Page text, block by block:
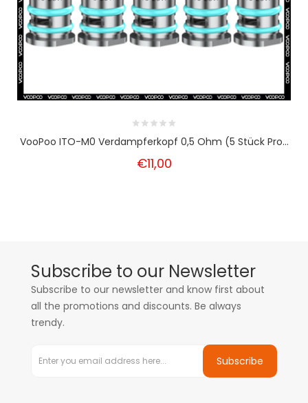
VooPoo ITO-M0 Verdampferkopf 0,5 Ohm (5 Stück Pro...
€11,00
Subscribe to our Newsletter
Subscribe to our newsletter and know first about
all the promotions and discounts. Be always
trendy.
Subscribe